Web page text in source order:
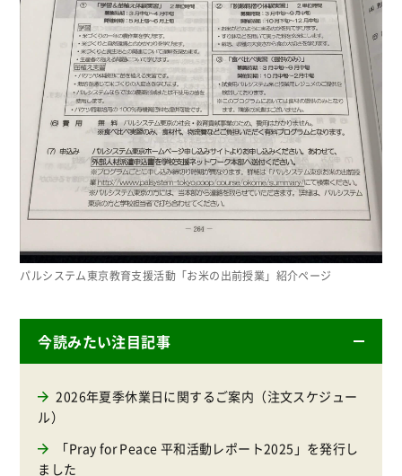
パルシステム東京教育支援活動「お米の出前授業」紹介ページ
今読みたい注目記事
2026年夏季休業日に関するご案内（注文スケジュー
ル）
「Pray for Peace 平和活動レポート2025」を発行し
ました